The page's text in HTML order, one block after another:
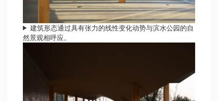
建筑形态通过具有张力的线性变化动势与滨水公园的自
然景观相呼应。